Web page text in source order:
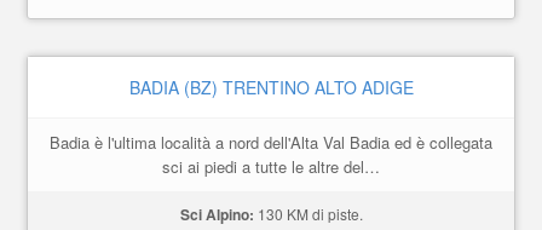
BADIA (BZ) TRENTINO ALTO ADIGE
Badia è l'ultima località a nord dell'Alta Val Badia ed è collegata
sci ai piedi a tutte le altre del…
Sci Alpino: 130 KM di piste.